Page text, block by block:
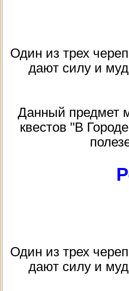
Один из трех
дают силу и
Данный предмет
квестов "В
Один из трех
дают силу и